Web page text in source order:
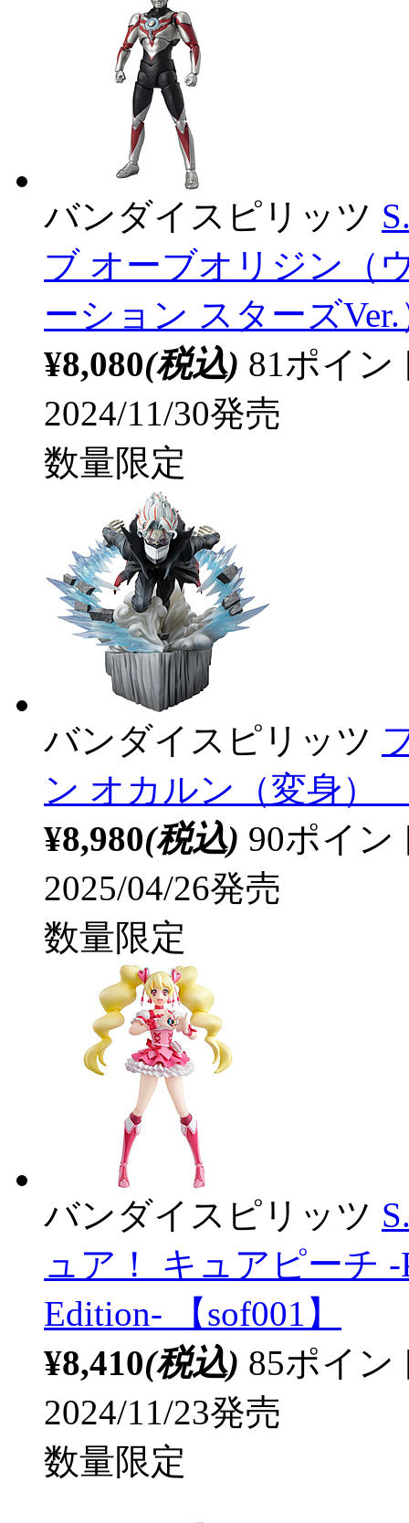
バンダイスピリッツ
ブ オーブオリジン（
ーション スターズ
¥8,080(税込) 81ポイ
2024/11/30発売
数量限定
バンダイスピリッツ
ン オカルン（変身）
¥8,980(税込) 90ポイ
2025/04/26発売
数量限定
バンダイスピリッツ
ュア！ キュアピーチ -
Edition- 【sof001】
¥8,410(税込) 85ポイ
2024/11/23発売
数量限定